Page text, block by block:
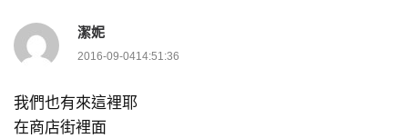
潔妮
2016-09-0414:51:36
我們也有來這裡耶
在商店街裡面